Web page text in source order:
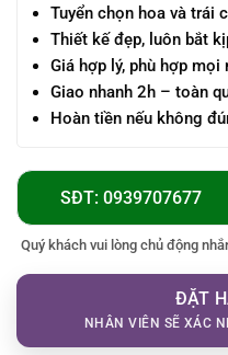
Tuyển chọn hoa và trái
Thiết kế đẹp, luôn bắt
Giá hợp lý, phù hợp mọi
Giao nhanh 2h – toàn
Hoàn tiền nếu không
SĐT: 0939707677
Quý khách vui lòng chủ động
ĐẶT
NHÂN VIÊN SẼ XÁC